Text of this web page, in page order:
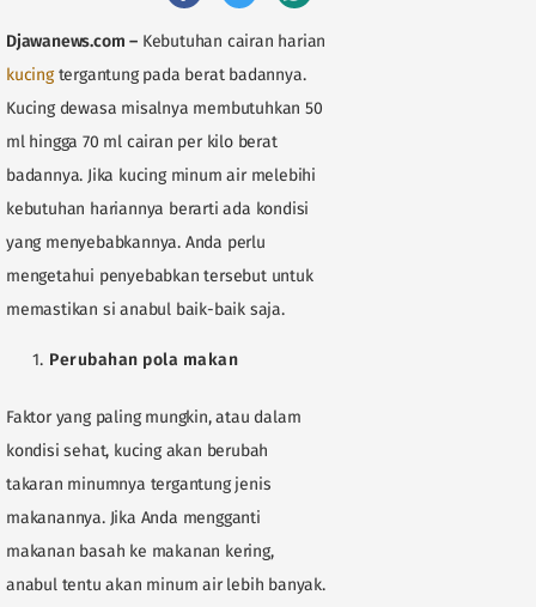
Djawanews.com – Kebutuhan cairan harian
kucingtergantung pada berat badannya.
Kucing dewasa misalnya membutuhkan 50
ml hingga 70 ml cairan per kilo berat
badannya. Jika kucing minum air melebihi
kebutuhan hariannya berarti ada kondisi
yang menyebabkannya. Anda perlu
mengetahui penyebabkan tersebut untuk
memastikan si anabul baik-baik saja.
Perubahan pola makan
Faktor yang paling mungkin, atau dalam
kondisi sehat, kucing akan berubah
takaran minumnya tergantung jenis
makanannya. Jika Anda mengganti
makanan basah ke makanan kering,
anabul tentu akan minum air lebih banyak.